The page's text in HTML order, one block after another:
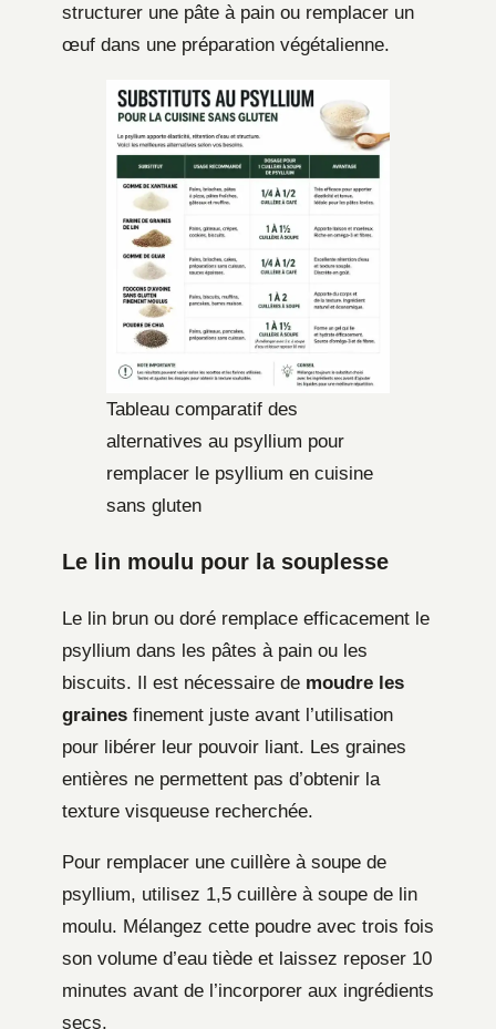
structurer une pâte à pain ou remplacer un
œuf dans une préparation végétalienne.
Tableau comparatif des
alternatives au psyllium pour
remplacer le psyllium en cuisine
sans gluten
Le lin moulu pour la souplesse
Le lin brun ou doré remplace efficacement le
psyllium dans les pâtes à pain ou les
biscuits. Il est nécessaire de moudre les
graines finement juste avant l’utilisation
pour libérer leur pouvoir liant. Les graines
entières ne permettent pas d’obtenir la
texture visqueuse recherchée.
Pour remplacer une cuillère à soupe de
psyllium, utilisez 1,5 cuillère à soupe de lin
moulu. Mélangez cette poudre avec trois fois
son volume d’eau tiède et laissez reposer 10
minutes avant de l’incorporer aux ingrédients
secs.